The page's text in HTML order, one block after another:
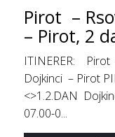
Pirot –
– Pirot, 2
ITINERER: Pirot
Dojkinci – Pirot
<>1.2.DAN
07.00-0...